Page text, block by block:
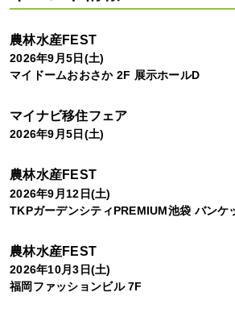
農林水産FEST
2026年9月5日(土)
マイドームおおさか 2F 展示ホールD
マイナビ移住フェア
2026年9月5日(土)
農林水産FEST
2026年9月12日(土)
TKPガーデンシティPREMIUM池袋 バンケ
農林水産FEST
2026年10月3日(土)
福岡ファッションビル 7F